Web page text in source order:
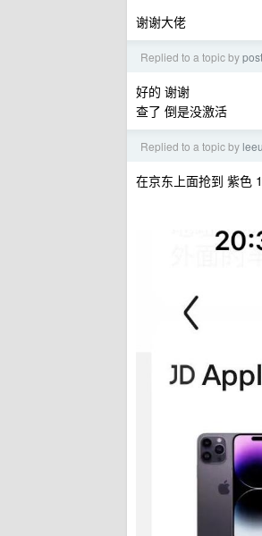
谢谢大佬
Replied to a topic by
好的 谢谢
查了 倒是没激活
Replied to a topic by
在京东上面抢到 紫色